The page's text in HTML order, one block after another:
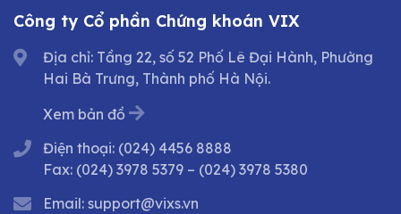
Công ty Cổ phần Chứng khoán VIX
Địa chỉ: Tầng 22, số 52 Phố Lê Đại Hành, Phường
Hai Bà Trưng, Thành phố Hà Nội.
Xem bản đồ
Điện thoại: (024) 4456 8888
Fax: (024) 3978 5379 – (024) 3978 5380
Email: support@vixs.vn